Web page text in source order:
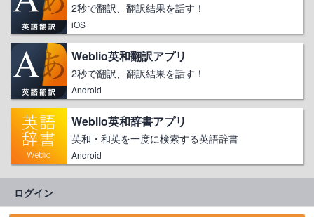
2秒で翻訳、翻訳結果を話す！
iOS
Weblio英和翻訳アプリ
2秒で翻訳、翻訳結果を話す！
Android
Weblio英和辞書アプリ
英和・和英を一度に検索する英語辞書
Android
ログイン